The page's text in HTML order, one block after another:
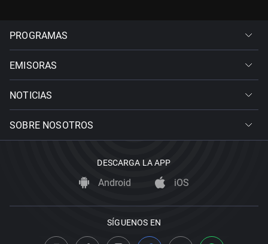
PROGRAMAS
EMISORAS
NOTICIAS
SOBRE NOSOTROS
DESCARGA LA APP
Android iOS
SÍGUENOS EN